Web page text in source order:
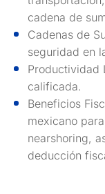
cadena de
Cadenas de
seguridad en
Productividad
calificada.
Beneficios
mexicano
nearshoring,
deducción